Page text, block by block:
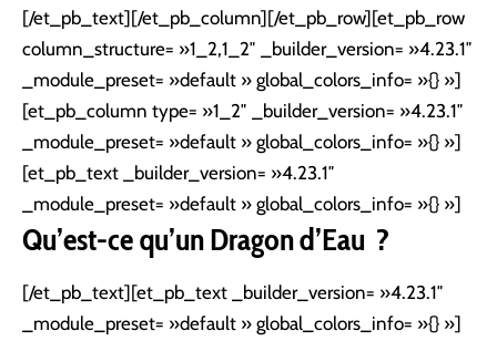
[/et_pb_text][/et_pb_column][/et_pb_row][et_pb_row
column_structure= »1_2,1_2″ _builder_version= »4.23.1″
_module_preset= »default » global_colors_info= »{} »]
[et_pb_column type= »1_2″ _builder_version= »4.23.1″
_module_preset= »default » global_colors_info= »{} »]
[et_pb_text _builder_version= »4.23.1″
_module_preset= »default » global_colors_info= »{} »]
Qu’est-ce qu’un Dragon d’Eau ?
[/et_pb_text][et_pb_text _builder_version= »4.23.1″
_module_preset= »default » global_colors_info= »{} »]